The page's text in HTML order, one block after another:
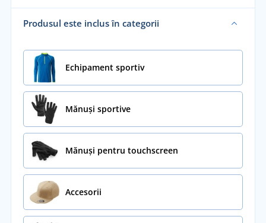
Produsul este inclus în categorii
Echipament sportiv
Mănuși sportive
Mănuși pentru touchscreen
Accesorii